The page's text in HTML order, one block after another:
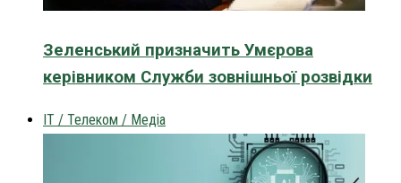
Зеленський призначить Умєрова
керівником Служби зовнішньої розвідки
IT / Телеком / Медіа